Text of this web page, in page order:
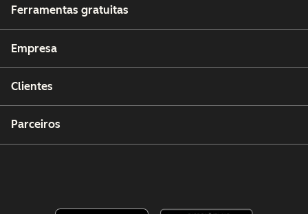
Ferramentas gratuitas
Empresa
Clientes
Parceiros